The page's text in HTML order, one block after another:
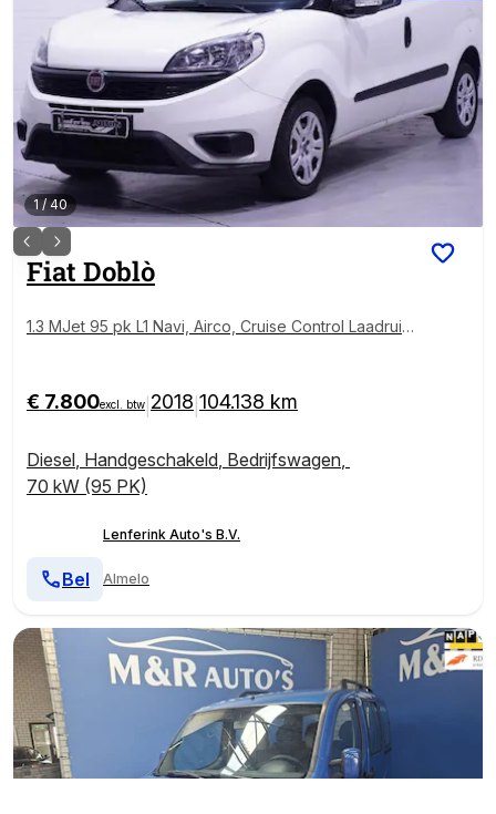
1/40
Fiat Doblò
1.3 MJet 95 pk L1 Navi, Airco, Cruise Control Laadruim
€ 7.800excl. btw 2018 104.138 km
Diesel, Handgeschakeld, Bedrijfswagen,
70 kW (95 PK)
Lenferink Auto's B.V.
Almelo
Bel